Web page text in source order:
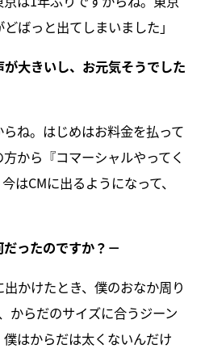
ばっと出てしまいました」
大きいし、お元気そうでした
らね。はじめはお料金を払って
から『コマーシャルやってく
はCMに出るようになって、
ったのですか？－
出かけたとき、僕のおなか周り
からだのサイズに合うジーン
はからだは太くないんだけ